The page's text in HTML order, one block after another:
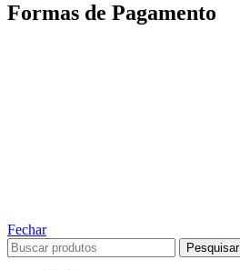
Formas de Pagamento
Fechar
Pesquisar